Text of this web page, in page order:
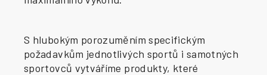
S hlubokým porozuměním specifickým
požadavkům jednotlivých sportů i samotných
sportovců vytváříme produkty, které